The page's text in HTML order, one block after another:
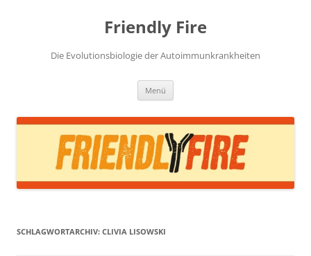
Friendly Fire
Die Evolutionsbiologie der Autoimmunkrankheiten
Menü
SCHLAGWORTARCHIV: CLIVIA LISOWSKI